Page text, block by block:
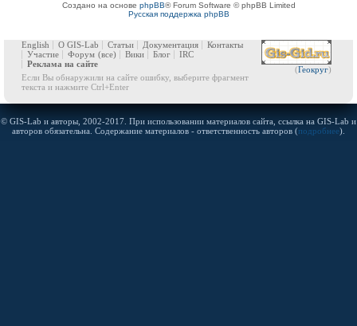
Создано на основе phpBB® Forum Software © phpBB Limited
Русская поддержка phpBB
(Геокруг)
English О GIS-Lab Статьи Документация
Контакты
Участие
Форум (все) Вики Блог
IRC
Реклама на сайте
Если Вы обнаружили на сайте ошибку, выберите фрагмент
текста и нажмите Ctrl+Enter
© GIS-Lab и авторы, 2002-2017. При использовании материалов сайта, ссылка на GIS-Lab и
авторов обязательна. Содержание материалов - ответственность авторов (подробнее).